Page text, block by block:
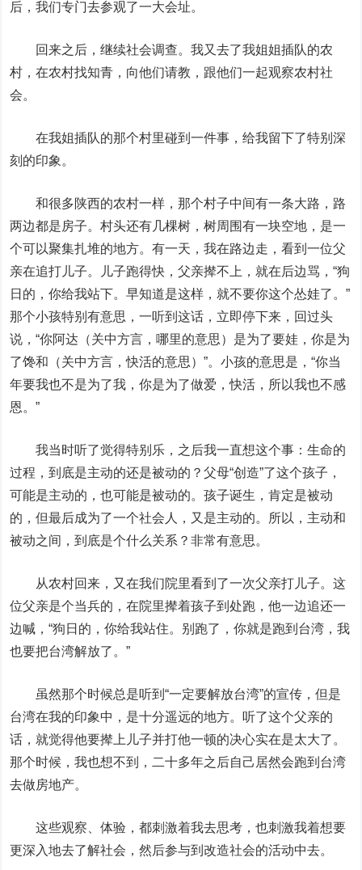
后，我们专门去参观了一大会址。
回来之后，继续社会调查。我又去了我姐姐插队的农
村，在农村找知青，向他们请教，跟他们一起观察农村社
会。
在我姐插队的那个村里碰到一件事，给我留下了特别深
刻的印象。
和很多陕西的农村一样，那个村子中间有一条大路，路
两边都是房子。村头还有几棵树，树周围有一块空地，是一
个可以聚集扎堆的地方。有一天，我在路边走，看到一位父
亲在追打儿子。儿子跑得快，父亲撵不上，就在后边骂，“狗
日的，你给我站下。早知道是这样，就不要你这个怂娃了。”
那个小孩特别有意思，一听到这话，立即停下来，回过头
说，“你阿达（关中方言，哪里的意思）是为了要娃，你是为
了馋和（关中方言，快活的意思）”。小孩的意思是，“你当
年要我也不是为了我，你是为了做爱，快活，所以我也不感
恩。”
我当时听了觉得特别乐，之后我一直想这个事：生命的
过程，到底是主动的还是被动的？父母“创造”了这个孩子，
可能是主动的，也可能是被动的。孩子诞生，肯定是被动
的，但最后成为了一个社会人，又是主动的。所以，主动和
被动之间，到底是个什么关系？非常有意思。
从农村回来，又在我们院里看到了一次父亲打儿子。这
位父亲是个当兵的，在院里撵着孩子到处跑，他一边追还一
边喊，“狗日的，你给我站住。别跑了，你就是跑到台湾，我
也要把台湾解放了。”
虽然那个时候总是听到“一定要解放台湾”的宣传，但是
台湾在我的印象中，是十分遥远的地方。听了这个父亲的
话，就觉得他要撵上儿子并打他一顿的决心实在是太大了。
那个时候，我也想不到，二十多年之后自己居然会跑到台湾
去做房地产。
这些观察、体验，都刺激着我去思考，也刺激我着想要
更深入地去了解社会，然后参与到改造社会的活动中去。